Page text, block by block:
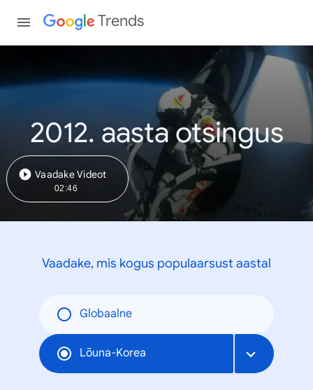
Trends
2012. aasta otsingus
Vaadake Videot
02:46
Vaadake, mis kogus populaarsust aastal
Globaalne
Lõuna-Korea